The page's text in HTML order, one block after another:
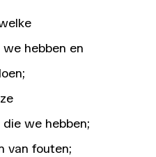
hebben en
we hebben;
van fouten;